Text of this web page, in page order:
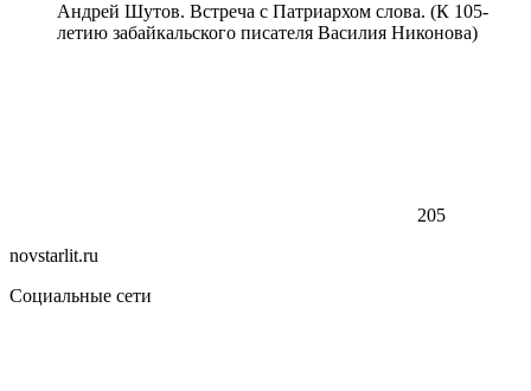
Андрей Шутов. Встреча с Патриархом слова. (К 105-
летию забайкальского писателя Василия Никонова)
205
novstarlit.ru
Социальные сети